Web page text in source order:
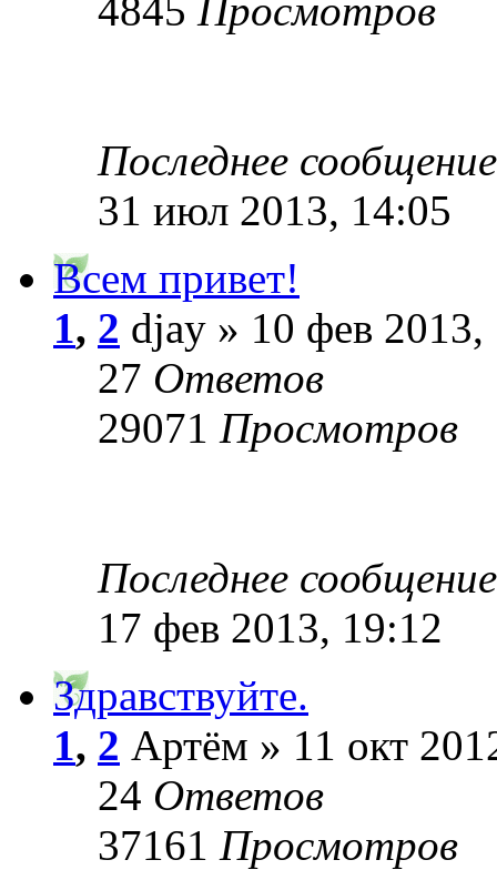
4845 Просмотров
Последнее
31 июл 2013, 14:05
Всем привет!
1, 2 djay » 10 фев 2013,
27 Ответов
29071 Просмотров
Последнее
17 фев 2013, 19:12
Здравствуйте.
1, 2 Артём » 11 окт
24 Ответов
37161 Просмотров